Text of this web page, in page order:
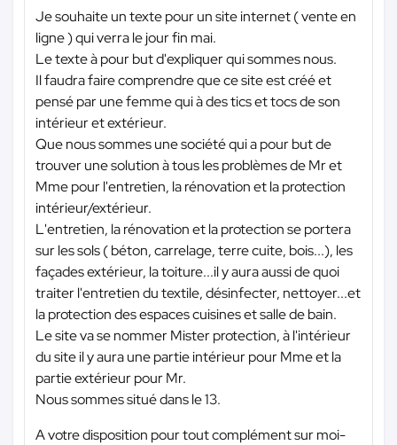
Je souhaite un texte pour un site internet ( vente en
ligne ) qui verra le jour fin mai.
Le texte à pour but d'expliquer qui sommes nous.
Il faudra faire comprendre que ce site est créé et
pensé par une femme qui à des tics et tocs de son
intérieur et extérieur.
Que nous sommes une société qui a pour but de
trouver une solution à tous les problèmes de Mr et
Mme pour l'entretien, la rénovation et la protection
intérieur/extérieur.
L'entretien, la rénovation et la protection se portera
sur les sols ( béton, carrelage, terre cuite, bois...), les
façades extérieur, la toiture...il y aura aussi de quoi
traiter l'entretien du textile, désinfecter, nettoyer...et
la protection des espaces cuisines et salle de bain.
Le site va se nommer Mister protection, à l'intérieur
du site il y aura une partie intérieur pour Mme et la
partie extérieur pour Mr.
Nous sommes situé dans le 13.
A votre disposition pour tout complément sur moi-